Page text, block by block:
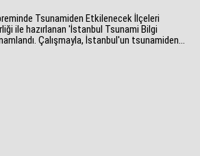
Tsunamiden Etkilenecek İlçeleri
ile hazırlanan 'İstanbul Tsunami Bilgi
Çalışmayla, İstanbul'un tsunamiden...